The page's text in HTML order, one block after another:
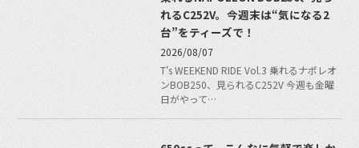
れるC252V。今週末は“気になる2
台”をティーズで！
2026/08/07
T's WEEKEND RIDE Vol.3 乗れるナポレオ
ンBOB250、見られるC252V 今週も金曜
日がやって…